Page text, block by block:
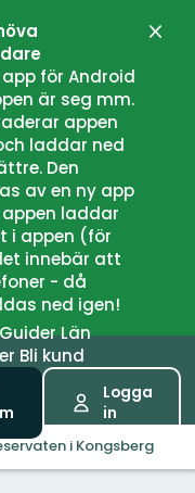
för Android
är seg mm.
appen
laddar ned
Den
av en ny app
laddar
i appen (för
innebär att
- då
ned igen!
GuiderLän
Bli kund
Logga
in
i Kongsberg